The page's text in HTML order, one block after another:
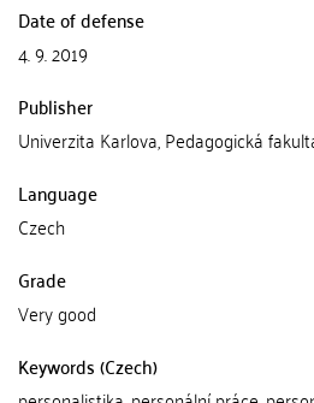
Date of defense
4. 9. 2019
Publisher
Univerzita Karlova, Pedagogická
Language
Czech
Grade
Very good
Keywords (Czech)